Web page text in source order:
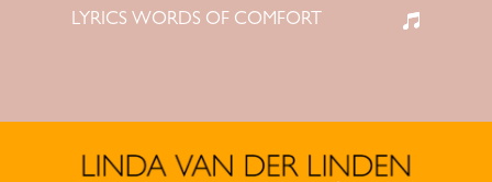
LYRICS WORDS OF COMFORT